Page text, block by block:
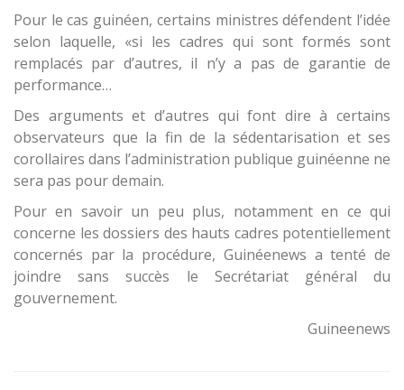
Pour le cas guinéen, certains ministres défendent l’idée
selon laquelle, «si les cadres qui sont formés sont
remplacés par d’autres, il n’y a pas de garantie de
performance…
Des arguments et d’autres qui font dire à certains
observateurs que la fin de la sédentarisation et ses
corollaires dans l’administration publique guinéenne ne
sera pas pour demain.
Pour en savoir un peu plus, notamment en ce qui
concerne les dossiers des hauts cadres potentiellement
concernés par la procédure, Guinéenews a tenté de
joindre sans succès le Secrétariat général du
gouvernement.
Guineenews